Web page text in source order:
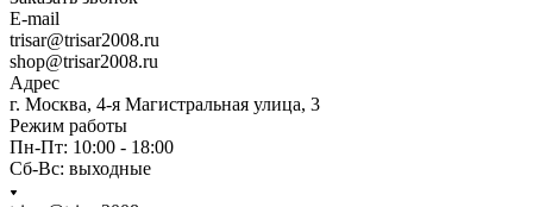
E-mail
trisar@trisar2008.ru
shop@trisar2008.ru
Адрес
г. Москва, 4-я Магистральная улица, 3
Режим работы
Пн-Пт: 10:00 - 18:00
Сб-Вс: выходные